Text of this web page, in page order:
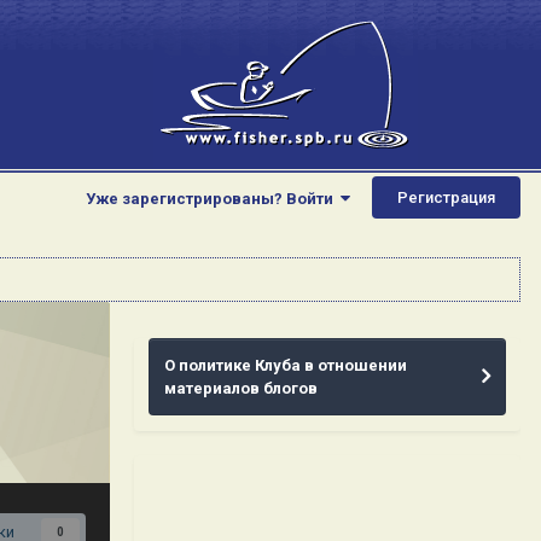
Уже зарегистрированы? Войти Регистрация
0
О политике Клуба в отношении
материалов блогов